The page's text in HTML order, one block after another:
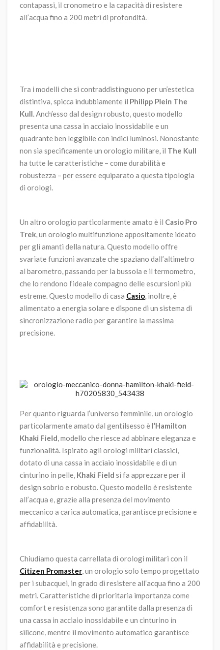
contapassi, il cronometro e la capacità di resistere
all’acqua fino a 200 metri di profondità.
Tra i modelli che si contraddistinguono per un’estetica
distintiva, spicca indubbiamente il Philipp Plein The
Kull. Anch’esso dal design robusto, questo modello
presenta una cassa in acciaio inossidabile e un
quadrante ben leggibile con indici luminosi. Nonostante
non sia specificamente un orologio militare, il The Kull
ha tutte le caratteristiche – come durabilità e
robustezza – per essere equiparato a questa tipologia
di orologi.
Un altro orologio particolarmente amato è il Casio Pro
Trek, un orologio multifunzione appositamente ideato
per gli amanti della natura. Questo modello offre
svariate funzioni avanzate che spaziano dall’altimetro
al barometro, passando per la bussola e il termometro,
che lo rendono l’ideale compagno delle escursioni più
estreme. Questo modello di casa Casio, inoltre, è
alimentato a energia solare e dispone di un sistema di
sincronizzazione radio per garantire la massima
precisione.
Per quanto riguarda l’universo femminile, un orologio
particolarmente amato dal gentilsesso è l’Hamilton
Khaki Field, modello che riesce ad abbinare eleganza e
funzionalità. Ispirato agli orologi militari classici,
dotato di una cassa in acciaio inossidabile e di un
cinturino in pelle, Khaki Field si fa apprezzare per il
design sobrio e robusto. Questo modello è resistente
all’acqua e, grazie alla presenza del movimento
meccanico a carica automatica, garantisce precisione e
affidabilità.
Chiudiamo questa carrellata di orologi militari con il
Citizen Promaster, un orologio solo tempo progettato
per i subacquei, in grado di resistere all’acqua fino a 200
metri. Caratteristiche di prioritaria importanza come
comfort e resistenza sono garantite dalla presenza di
una cassa in acciaio inossidabile e un cinturino in
silicone, mentre il movimento automatico garantisce
affidabilità e precisione.